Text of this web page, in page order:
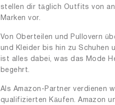
stellen dir täglich Outfits von
Marken vor.
Von Oberteilen und Pullovern
und Kleider bis hin zu Schuhen
ist alles dabei, was das Mode
begehrt.
Als Amazon-Partner verdienen
qualifizierten Käufen. Amazon